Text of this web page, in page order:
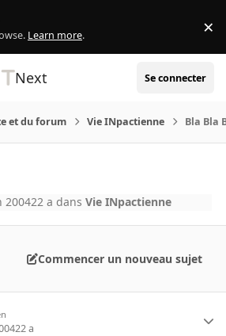
Learn more. ×
Next Se connecter
et du forum Vie INpactienne Bla Bla
200422 a dansVie INpactienne
Commencer un nouveau sujet
22 a